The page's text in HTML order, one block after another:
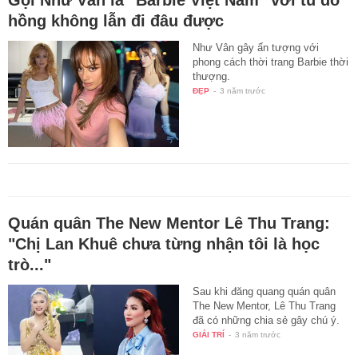
hồng không lẫn đi đâu được
Như Vân gây ấn tượng với
phong cách thời trang Barbie thời
thượng.
ĐẸP - 3 năm trước
Quán quân The New Mentor Lê Thu Trang:
"Chị Lan Khuê chưa từng nhận tôi là học
trò..."
Sau khi đăng quang quán quân
The New Mentor, Lê Thu Trang
đã có những chia sẻ gây chú ý.
GIẢI TRÍ - 3 năm trước